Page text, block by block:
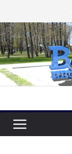
к
содержимому